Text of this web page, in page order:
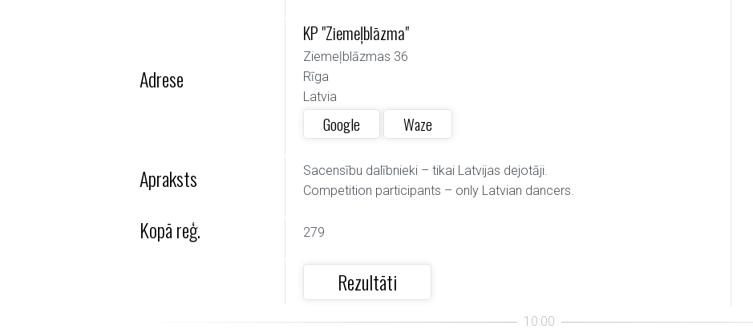
Adrese
KP "Ziemeļblāzma"
Ziemeļblāzmas 36
Rīga
Latvia
Google Waze
Apraksts
Sacensību dalībnieki – tikai Latvijas dejotāji.
Competition participants – only Latvian dancers.
Kopā reģ. 279
Rezultāti